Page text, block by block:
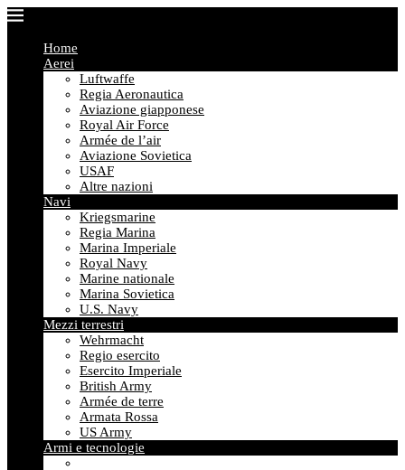
Home
Aerei
Luftwaffe
Regia Aeronautica
Aviazione giapponese
Royal Air Force
Armée de l’air
Aviazione Sovietica
USAF
Altre nazioni
Navi
Kriegsmarine
Regia Marina
Marina Imperiale
Royal Navy
Marine nationale
Marina Sovietica
U.S. Navy
Mezzi terrestri
Wehrmacht
Regio esercito
Esercito Imperiale
British Army
Armée de terre
Armata Rossa
US Army
Armi e tecnologie